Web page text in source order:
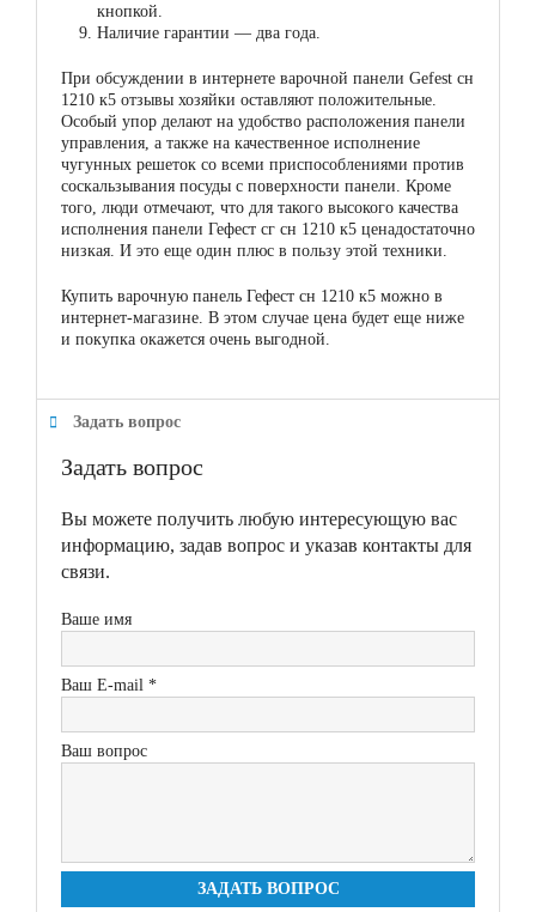
кнопкой.
Наличие гарантии — два года.
При обсуждении в интернете варочной панели Gefest сн
1210 к5 отзывы хозяйки оставляют положительные.
Особый упор делают на удобство расположения панели
управления, а также на качественное исполнение
чугунных решеток со всеми приспособлениями против
соскальзывания посуды с поверхности панели. Кроме
того, люди отмечают, что для такого высокого качества
исполнения панели Гефест сг сн 1210 к5 ценадостаточно
низкая. И это еще один плюс в пользу этой техники.
Купить варочную панель Гефест сн 1210 к5 можно в
интернет-магазине. В этом случае цена будет еще ниже
и покупка окажется очень выгодной.
Задать вопрос
Задать вопрос
Вы можете получить любую интересующую вас
информацию, задав вопрос и указав контакты для
связи.
Ваше имя
Ваш E-mail *
Ваш вопрос
ЗАДАТЬ ВОПРОС